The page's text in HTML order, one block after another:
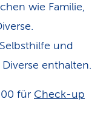
wie Familie,
und
enthalten.
für Check-up